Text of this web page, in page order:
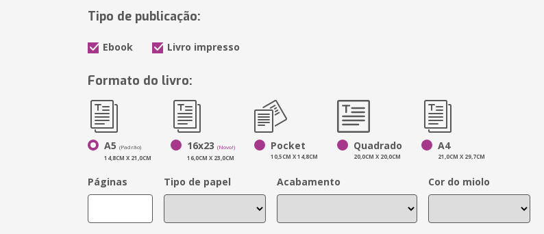
Tipo de publicação:
Ebook Livro impresso
Formato do livro:
A5(Padrão)
14,8CM X 21,0CM
16x23(Novo!)
16,0CM X 23,0CM
Pocket
10,5CM X 14,8CM
Quadrado
20,0CM X 20,0CM
A4
21,0CM X 29,7CM
Páginas Tipo de papel Acabamento Cor do miolo